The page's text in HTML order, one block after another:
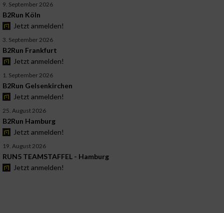
9. September 2026
B2Run Köln
Jetzt anmelden!
3. September 2026
B2Run Frankfurt
Jetzt anmelden!
1. September 2026
B2Run Gelsenkirchen
Jetzt anmelden!
25. August 2026
B2Run Hamburg
Jetzt anmelden!
19. August 2026
RUN5 TEAMSTAFFEL - Hamburg
Jetzt anmelden!